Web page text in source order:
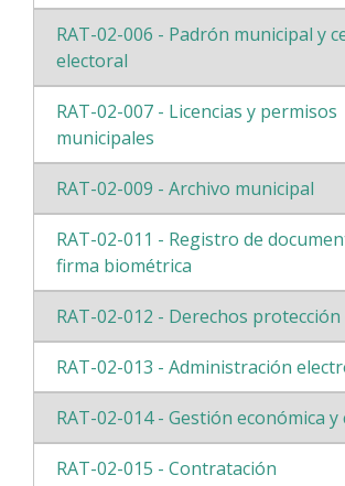
RAT-02-006 - Padrón municipal y
electoral
RAT-02-007 - Licencias y permisos
municipales
RAT-02-009 - Archivo municipal
RAT-02-011 - Registro de
firma biométrica
RAT-02-012 - Derechos
RAT-02-013 - Administración
RAT-02-014 - Gestión económica
RAT-02-015 - Contratación